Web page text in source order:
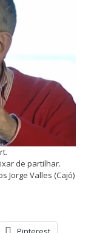
de partilhar.
Jorge Valles (Cajó)